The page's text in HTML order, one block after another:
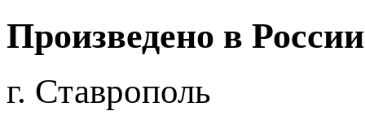
Произведено в России
г. Ставрополь